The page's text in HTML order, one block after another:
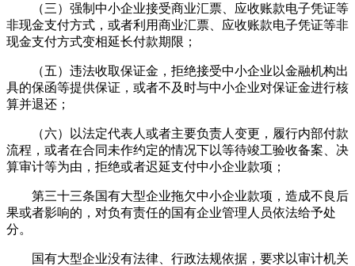
（三）强制中小企业接受商业汇票、应收账款电子凭证等
非现金支付方式，或者利用商业汇票、应收账款电子凭证等非
现金支付方式变相延长付款期限；
（五）违法收取保证金，拒绝接受中小企业以金融机构出
具的保函等提供保证，或者不及时与中小企业对保证金进行核
算并退还；
（六）以法定代表人或者主要负责人变更，履行内部付款
流程，或者在合同未作约定的情况下以等待竣工验收备案、决
算审计等为由，拒绝或者迟延支付中小企业款项；
第三十三条国有大型企业拖欠中小企业款项，造成不良后
果或者影响的，对负有责任的国有企业管理人员依法给予处
分。
国有大型企业没有法律、行政法规依据，要求以审计机关